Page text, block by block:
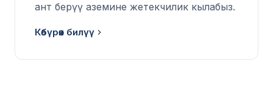
ант берүү аземине жетекчилик кылабыз.
Көбүрөөк билүү